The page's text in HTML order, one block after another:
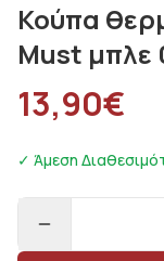
Κούπα
Must μπλε
13,90€
✓ Άμεση